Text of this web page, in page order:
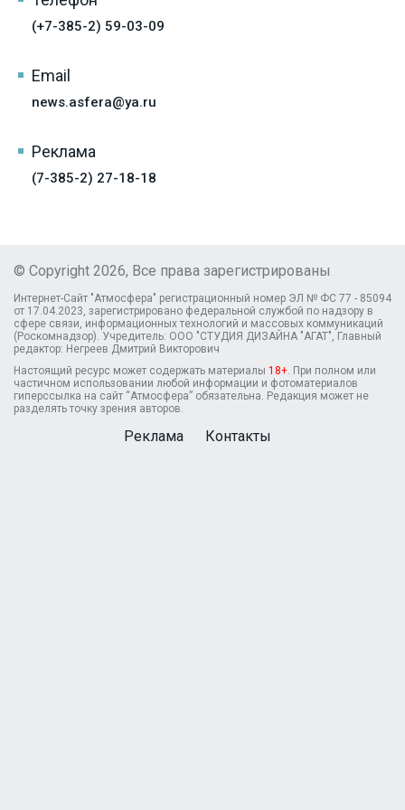
(+7-385-2) 59-03-09
Email
news.asfera@ya.ru
Реклама
(7-385-2) 27-18-18
© Copyright 2026, Все права зарегистрированы
Интернет-Сайт "Атмосфера" регистрационный номер ЭЛ № ФС 77 - 85094
от 17.04.2023, зарегистрировано федеральной службой по надзору в
сфере связи, информационных технологий и массовых коммуникаций
(Роскомнадзор). Учредитель: ООО "СТУДИЯ ДИЗАЙНА "АГАТ", Главный
редактор: Негреев Дмитрий Викторович
Настоящий ресурс может содержать материалы 18+ . При полном или
частичном использовании любой информации и фотоматериалов
гиперссылка на сайт “Атмосфера” обязательна. Редакция может не
разделять точку зрения авторов.
Реклама Контакты